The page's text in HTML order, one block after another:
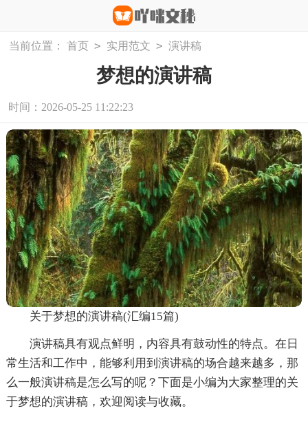
当前位置： 首页 > 实用范文 > 演讲稿
梦想的演讲稿
时间：2026-05-25 11:22:23
关于梦想的演讲稿(汇编15篇)
演讲稿具有观点鲜明，内容具有鼓动性的特点。在日
常生活和工作中，能够利用到演讲稿的场合越来越多，那
么一般演讲稿是怎么写的呢？下面是小编为大家整理的关
于梦想的演讲稿，欢迎阅读与收藏。